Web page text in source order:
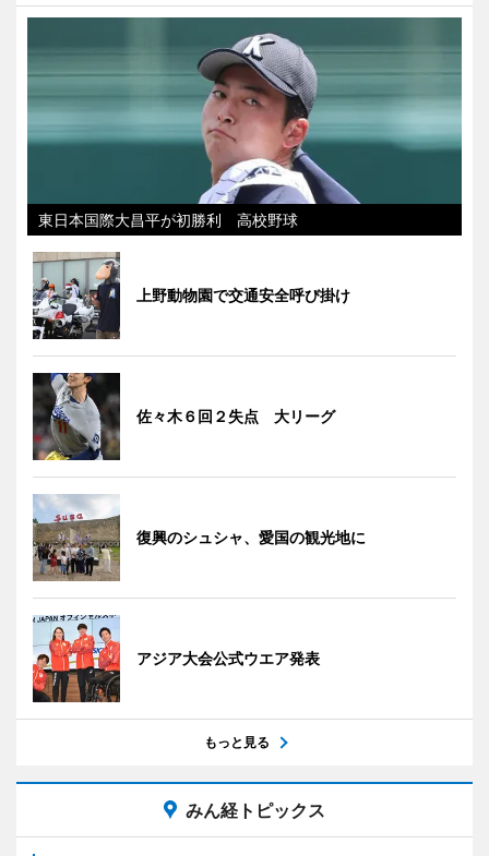
東日本国際大昌平が初勝利 高校野球
上野動物園で交通安全呼び掛け
佐々木６回２失点 大リーグ
復興のシュシャ、愛国の観光地に
アジア大会公式ウエア発表
もっと見る
みん経トピックス